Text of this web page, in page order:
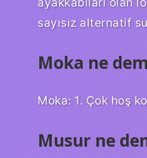
sayısız alternatif
Moka ne
Moka: 1. Çok hoş
Musur ne